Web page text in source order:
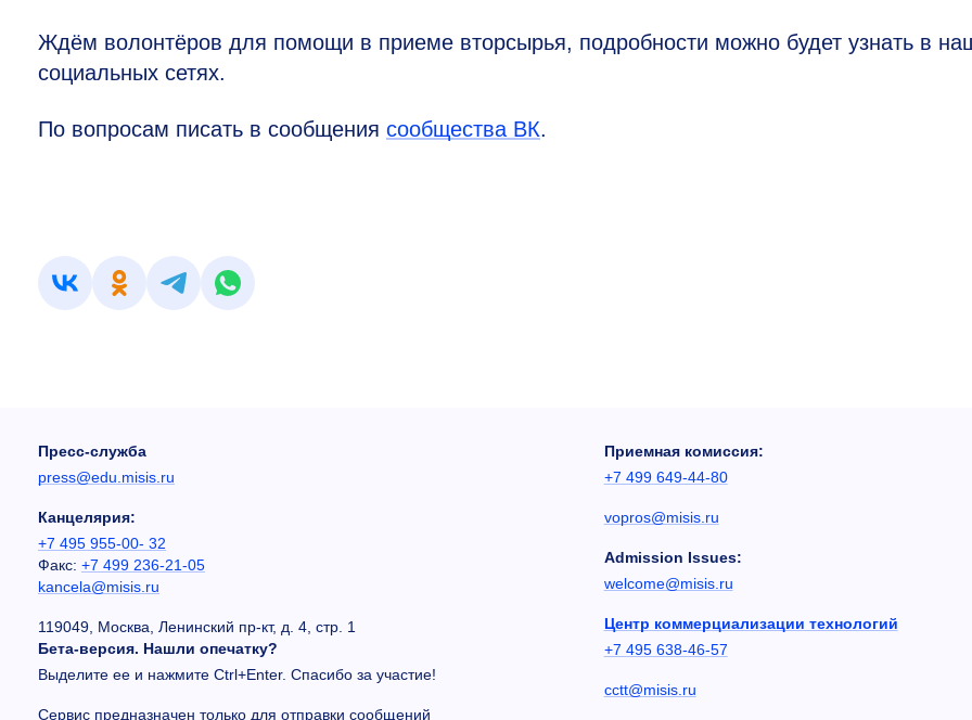
Ждём волонтёров для помощи в приеме вторсырья, подробности можно будет узнать в
социальных сетях.
По вопросам писать в сообщения сообщества ВК.
Пресс-служба
press@edu.misis.ru
Канцелярия:
+7 495 955-00- 32
Факс: +7 499 236-21-05
kancela@misis.ru
119049, Москва, Ленинский пр-кт, д. 4, стр. 1
Бета-версия. Нашли опечатку?
Выделите ее и нажмите Ctrl+Enter. Спасибо за участие!
Сервис предназначен только для отправки сообщений
Приемная комиссия:
+7 499 649-44-80
vopros@misis.ru
Admission Issues:
welcome@misis.ru
Центр коммерциализации технологий
+7 495 638-46-57
cctt@misis.ru